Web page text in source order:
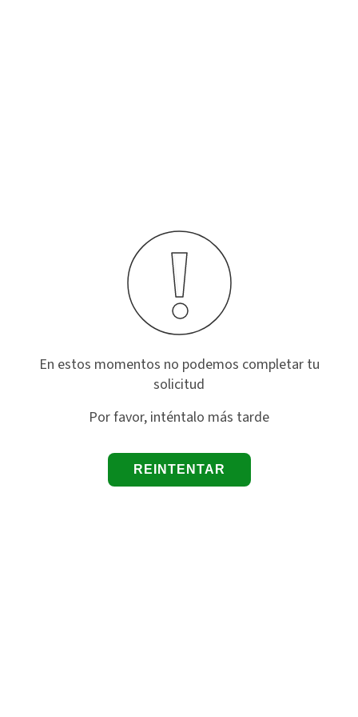
En estos momentos no podemos completar tu
solicitud
Por favor, inténtalo más tarde
REINTENTAR